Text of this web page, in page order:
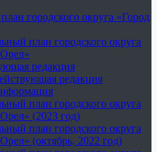
городского округа «Город
план городского округа
редакция
редакция
план городского округа
(2023 год)
план городского округа
(октябрь, 2022 год)